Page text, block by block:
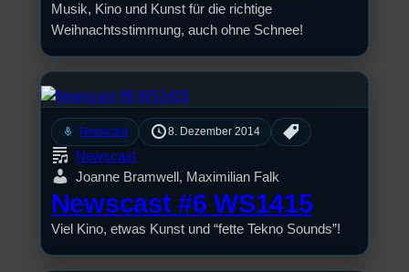
Musik, Kino und Kunst für die richtige
Weihnachtsstimmung, auch ohne Schnee!
mic Newscast 8. Dezember 2014
Newscast
Joanne Bramwell, Maximilian Falk
Newscast #6 WS1415
Viel Kino, etwas Kunst und “fette Tekno Sounds”!